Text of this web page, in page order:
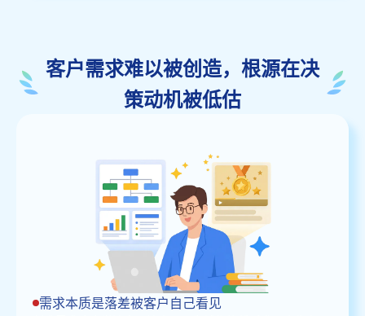
客户需求难以被创造，根源在决
策动机被低估
需求本质是落差被客户自己看见